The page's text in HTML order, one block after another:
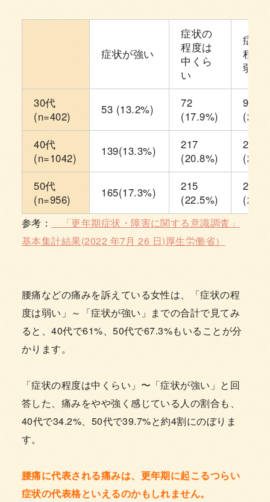
症状が強い
症状の
程度は
中くら
い
症状
程度
弱い
30代
(n=402)
53 (13.2%)
72
(17.9%)
91
40代
(n=1042)
139(13.3%)
217
(20.8%)
280
50代
(n=956)
165(17.3%)
215
(22.5%)
263
参考：
「更年期症状・障害に関する意識調査」
基本集計結果(2022 年7月 26 日)厚生労働省）
腰痛などの痛みを訴えている女性は、「症状の程
度は弱い」～「症状が強い」までの合計で見てみ
ると、40代で61%、50代で67.3%もいることが分
かります。
「症状の程度は中くらい」〜「症状が強い」と回
答した、痛みをやや強く感じている人の割合も、
40代で34.2%、50代で39.7%と約4割にのぼりま
す。
腰痛に代表される痛みは、更年期に起こるつらい
症状の代表格といえるのかもしれません。